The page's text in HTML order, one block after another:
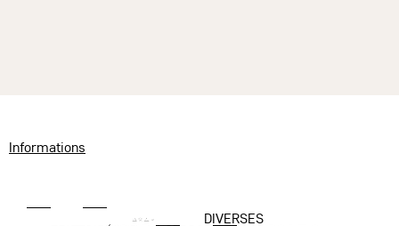
Informations
DIVERSES